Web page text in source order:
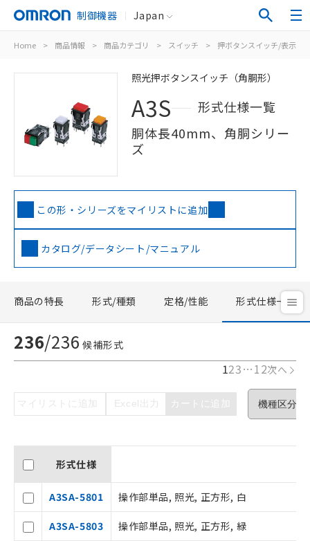
制御機器 Japan
Home > 商品情報 > 商品カテゴリ > スイッチ > 押ボタンスイッチ/表示灯
照光押ボタンスイッチ（角胴形）
A3S
形式仕様一覧
胴体長40mm、角胴シリー
ズ
この形・シリーズをマイリストに追加
カタログ/データシート/マニュアル
商品の特長 形式/種類 定格/性能 形式仕様一覧
236/236 候補形式
123…12次へ
マイリストに追加 Excel出力 カートに追加
形式仕様
A3SA-5801 操作部単品, 照光, 正方形, 白
A3SA-5803 操作部単品, 照光, 正方形, 緑